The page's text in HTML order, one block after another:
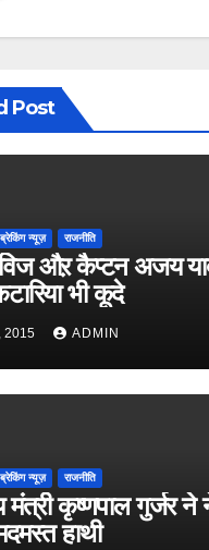
Post
ब्रेकिंग न्यूज़ राजनीति
औऱ कैप्टन अजय
भी कूदे
2015 ADMIN
ब्रेकिंग न्यूज़ राजनीति
मंत्री कृष्णपाल गुर्जर
हाथी